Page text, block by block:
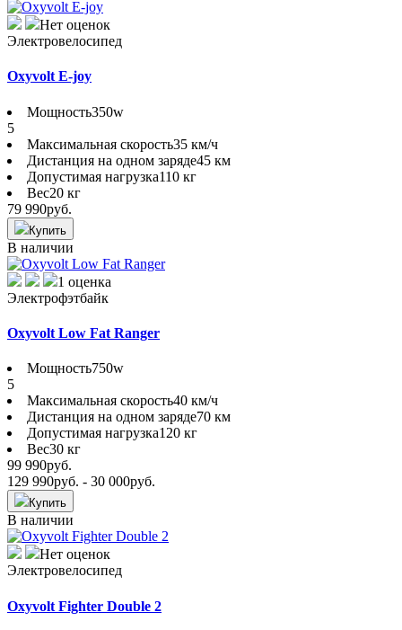
Нет оценок
Электровелосипед
Oxyvolt E-joy
Мощность350w
5
Максимальная скорость35 км/ч
Дистанция на одном заряде45 км
Допустимая нагрузка110 кг
Вес20 кг
79 990руб.
Купить
В наличии
1 оценка
Электрофэтбайк
Oxyvolt Low Fat Ranger
Мощность750w
5
Максимальная скорость40 км/ч
Дистанция на одном заряде70 км
Допустимая нагрузка120 кг
Вес30 кг
99 990руб.
129 990руб. - 30 000руб.
Купить
В наличии
Нет оценок
Электровелосипед
Oxyvolt Fighter Double 2